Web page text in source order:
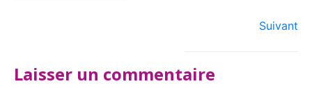
Suivant
Laisser un commentaire